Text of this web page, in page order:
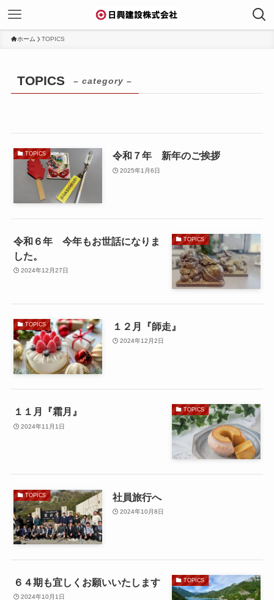
ホーム TOPICS
TOPICS – category –
TOPICS 令和７年 新年のご挨拶
2025年1月6日
TOPICS
令和６年 今年もお世話になりま
した。
2024年12月27日
TOPICS １２月『師走』
2024年12月2日
TOPICS
１１月『霜月』
2024年11月1日
TOPICS 社員旅行へ
2024年10月8日
TOPICS
６４期も宜しくお願いいたします
2024年10月1日